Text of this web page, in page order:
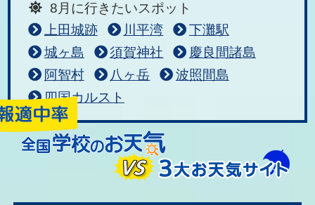
8月に行きたいスポット
上田城跡
川平湾
下灘駅
城ヶ島
須賀神社
慶良間諸島
阿智村
八ヶ岳
波照間島
四国カルスト